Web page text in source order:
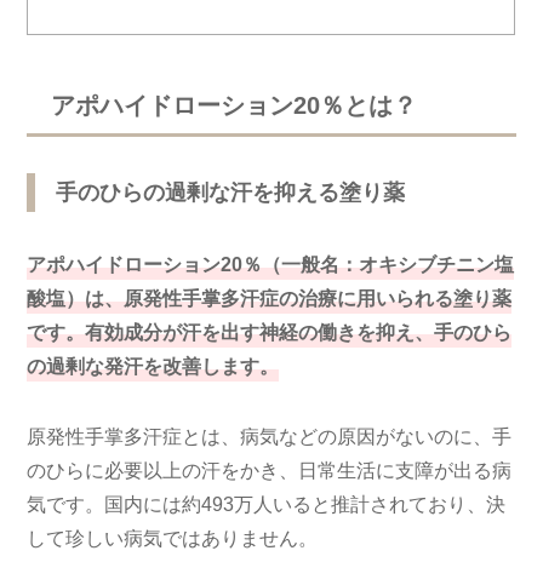
アポハイドローション20％ とは？
手のひらの過剰な汗を抑える塗り薬
アポハイドローション20％（一般名：オキシブチニン塩
酸塩）は、原発性手掌多汗症の治療に用いられる塗り薬
です。有効成分が汗を出す神経の働きを抑え、手のひら
の過剰な発汗を改善します。
原発性手掌多汗症とは、病気などの原因がないのに、手
のひらに必要以上の汗をかき、日常生活に支障が出る病
気です。国内には約493万人いると推計されており、決
して珍しい病気ではありません。